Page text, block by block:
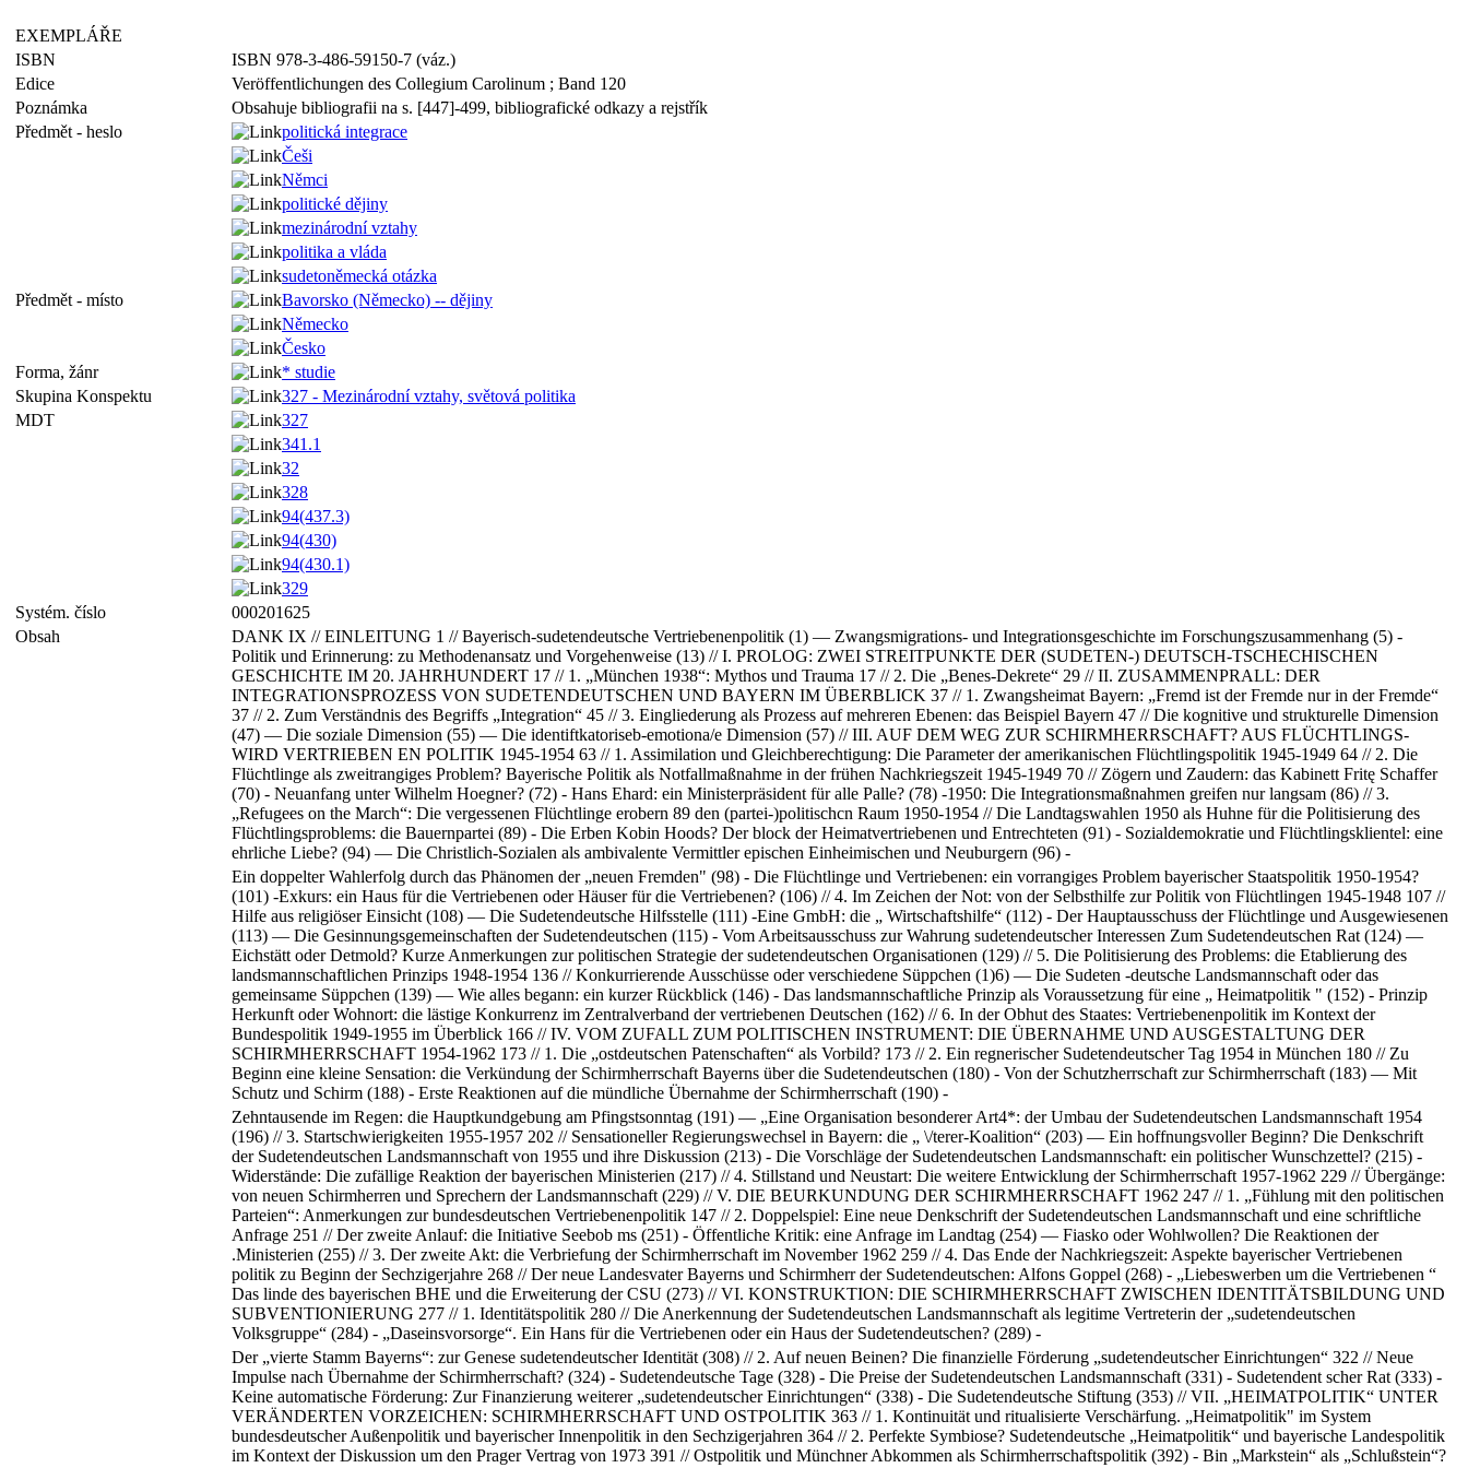
EXEMPLÁŘE
ISBN
ISBN 978-3-486-59150-7 (váz.)
Edice
Veröffentlichungen des Collegium Carolinum ; Band 120
Poznámka
Obsahuje bibliografii na s. [447]-499, bibliografické odkazy a rejstřík
Předmět - heslo
politická integrace
Češi
Němci
politické dějiny
mezinárodní vztahy
politika a vláda
sudetoněmecká otázka
Předmět - místo
Bavorsko (Německo) -- dějiny
Německo
Česko
Forma, žánr
* studie
Skupina Konspektu
327 - Mezinárodní vztahy, světová politika
MDT
327
341.1
32
328
94(437.3)
94(430)
94(430.1)
329
Systém. číslo
000201625
Obsah
DANK IX // EINLEITUNG 1 // Bayerisch-sudetendeutsche Vertriebenenpolitik (1) — Zwangsmigrations- und Integrationsgeschichte im Forschungszusammenhang (5) -
Politik und Erinnerung: zu Methodenansatz und Vorgehenweise (13) // I. PROLOG: ZWEI STREITPUNKTE DER (SUDETEN-) DEUTSCH-TSCHECHISCHEN
GESCHICHTE IM 20. JAHRHUNDERT 17 // 1. „München 1938“: Mythos und Trauma 17 // 2. Die „Benes-Dekrete“ 29 // II. ZUSAMMENPRALL: DER
INTEGRATIONSPROZESS VON SUDETENDEUTSCHEN UND BAYERN IM ÜBERBLICK 37 // 1. Zwangsheimat Bayern: „Fremd ist der Fremde nur in der Fremde“
37 // 2. Zum Verständnis des Begriffs „Integration“ 45 // 3. Eingliederung als Prozess auf mehreren Ebenen: das Beispiel Bayern 47 // Die kognitive und strukturelle Dimension
(47) — Die soziale Dimension (55) — Die identiftkatoriseb-emotiona/e Dimension (57) // III. AUF DEM WEG ZUR SCHIRMHERRSCHAFT? AUS FLÜCHTLINGS-
WIRD VERTRIEBEN EN POLITIK 1945-1954 63 // 1. Assimilation und Gleichberechtigung: Die Parameter der amerikanischen Flüchtlingspolitik 1945-1949 64 // 2. Die
Flüchtlinge als zweitrangiges Problem? Bayerische Politik als Notfallmaßnahme in der frühen Nachkriegszeit 1945-1949 70 // Zögern und Zaudern: das Kabinett Fritę Schaffer
(70) - Neuanfang unter Wilhelm Hoegner? (72) - Hans Ehard: ein Ministerpräsident für alle Palle? (78) -1950: Die Integrationsmaßnahmen greifen nur langsam (86) // 3.
„Refugees on the March“: Die vergessenen Flüchtlinge erobern 89 den (partei-)politischcn Raum 1950-1954 // Die Landtagswahlen 1950 als Huhne für die Politisierung des
Flüchtlingsproblems: die Bauernpartei (89) - Die Erben Kobin Hoods? Der block der Heimatvertriebenen und Entrechteten (91) - Sozialdemokratie und Flüchtlingsklientel: eine
ehrliche Liebe? (94) — Die Christlich-Sozialen als ambivalente Vermittler epischen Einheimischen und Neuburgern (96) -
Ein doppelter Wahlerfolg durch das Phänomen der „neuen Fremden" (98) - Die Flüchtlinge und Vertriebenen: ein vorrangiges Problem bayerischer Staatspolitik 1950-1954?
(101) -Exkurs: ein Haus für die Vertriebenen oder Häuser für die Vertriebenen? (106) // 4. Im Zeichen der Not: von der Selbsthilfe zur Politik von Flüchtlingen 1945-1948 107 //
Hilfe aus religiöser Einsicht (108) — Die Sudetendeutsche Hilfsstelle (111) -Eine GmbH: die „ Wirtschaftshilfe“ (112) - Der Hauptausschuss der Flüchtlinge und Ausgewiesenen
(113) — Die Gesinnungsgemeinschaften der Sudetendeutschen (115) - Vom Arbeitsausschuss zur Wahrung sudetendeutscher Interessen Zum Sudetendeutschen Rat (124) —
Eichstätt oder Detmold? Kurze Anmerkungen zur politischen Strategie der sudetendeutschen Organisationen (129) // 5. Die Politisierung des Problems: die Etablierung des
landsmannschaftlichen Prinzips 1948-1954 136 // Konkurrierende Ausschüsse oder verschiedene Süppchen (1)6) — Die Sudeten -deutsche Landsmannschaft oder das
gemeinsame Süppchen (139) — Wie alles begann: ein kurzer Rückblick (146) - Das landsmannschaftliche Prinzip als Voraussetzung für eine „ Heimatpolitik " (152) - Prinzip
Herkunft oder Wohnort: die lästige Konkurrenz im Zentralverband der vertriebenen Deutschen (162) // 6. In der Obhut des Staates: Vertriebenenpolitik im Kontext der
Bundespolitik 1949-1955 im Überblick 166 // IV. VOM ZUFALL ZUM POLITISCHEN INSTRUMENT: DIE ÜBERNAHME UND AUSGESTALTUNG DER
SCHIRMHERRSCHAFT 1954-1962 173 // 1. Die „ostdeutschen Patenschaften“ als Vorbild? 173 // 2. Ein regnerischer Sudetendeutscher Tag 1954 in München 180 // Zu
Beginn eine kleine Sensation: die Verkündung der Schirmherrschaft Bayerns über die Sudetendeutschen (180) - Von der Schutzherrschaft zur Schirmherrschaft (183) — Mit
Schutz und Schirm (188) - Erste Reaktionen auf die mündliche Übernahme der Schirmherrschaft (190) -
Zehntausende im Regen: die Hauptkundgebung am Pfingstsonntag (191) — „Eine Organisation besonderer Art4*: der Umbau der Sudetendeutschen Landsmannschaft 1954
(196) // 3. Startschwierigkeiten 1955-1957 202 // Sensationeller Regierungswechsel in Bayern: die „ \/terer-Koalition“ (203) — Ein hoffnungsvoller Beginn? Die Denkschrift
der Sudetendeutschen Landsmannschaft von 1955 und ihre Diskussion (213) - Die Vorschläge der Sudetendeutschen Landsmannschaft: ein politischer Wunschzettel? (215) -
Widerstände: Die zufällige Reaktion der bayerischen Ministerien (217) // 4. Stillstand und Neustart: Die weitere Entwicklung der Schirmherrschaft 1957-1962 229 // Übergänge:
von neuen Schirmherren und Sprechern der Landsmannschaft (229) // V. DIE BEURKUNDUNG DER SCHIRMHERRSCHAFT 1962 247 // 1. „Fühlung mit den politischen
Parteien“: Anmerkungen zur bundesdeutschen Vertriebenenpolitik 147 // 2. Doppelspiel: Eine neue Denkschrift der Sudetendeutschen Landsmannschaft und eine schriftliche
Anfrage 251 // Der zweite Anlauf: die Initiative Seebob ms (251) - Öffentliche Kritik: eine Anfrage im Landtag (254) — Fiasko oder Wohlwollen? Die Reaktionen der
.Ministerien (255) // 3. Der zweite Akt: die Verbriefung der Schirmherrschaft im November 1962 259 // 4. Das Ende der Nachkriegszeit: Aspekte bayerischer Vertriebenen
politik zu Beginn der Sechzigerjahre 268 // Der neue Landesvater Bayerns und Schirmherr der Sudetendeutschen: Alfons Goppel (268) - „Liebeswerben um die Vertriebenen “
Das linde des bayerischen BHE und die Erweiterung der CSU (273) // VI. KONSTRUKTION: DIE SCHIRMHERRSCHAFT ZWISCHEN IDENTITÄTSBILDUNG UND
SUBVENTIONIERUNG 277 // 1. Identitätspolitik 280 // Die Anerkennung der Sudetendeutschen Landsmannschaft als legitime Vertreterin der „sudetendeutschen
Volksgruppe“ (284) - „Daseinsvorsorge“. Ein Hans für die Vertriebenen oder ein Haus der Sudetendeutschen? (289) -
Der „vierte Stamm Bayerns“: zur Genese sudetendeutscher Identität (308) // 2. Auf neuen Beinen? Die finanzielle Förderung „sudetendeutscher Einrichtungen“ 322 // Neue
Impulse nach Übernahme der Schirmherrschaft? (324) - Sudetendeutsche Tage (328) - Die Preise der Sudetendeutschen Landsmannschaft (331) - Sudetendent scher Rat (333) -
Keine automatische Förderung: Zur Finanzierung weiterer „sudetendeutscher Einrichtungen“ (338) - Die Sudetendeutsche Stiftung (353) // VII. „HEIMATPOLITIK“ UNTER
VERÄNDERTEN VORZEICHEN: SCHIRMHERRSCHAFT UND OSTPOLITIK 363 // 1. Kontinuität und ritualisierte Verschärfung. „Heimatpolitik" im System
bundesdeutscher Außenpolitik und bayerischer Innenpolitik in den Sechzigerjahren 364 // 2. Perfekte Symbiose? Sudetendeutsche „Heimatpolitik“ und bayerische Landespolitik
im Kontext der Diskussion um den Prager Vertrag von 1973 391 // Ostpolitik und Münchner Abkommen als Schirmherrschaftspolitik (392) - Bin „Markstein“ als „Schlußstein“?